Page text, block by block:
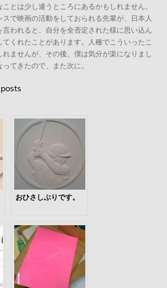
とは少し違うところにあるかもしれません。
で映画の活動をしておられる先輩が、日本人
われると、自分を全否定された様に思い込ん
くれたことがあります。人種でこういったこ
ませんが、その後、僕は気分が楽になりまし
てきたので、また次に。
おひさしぶりです。